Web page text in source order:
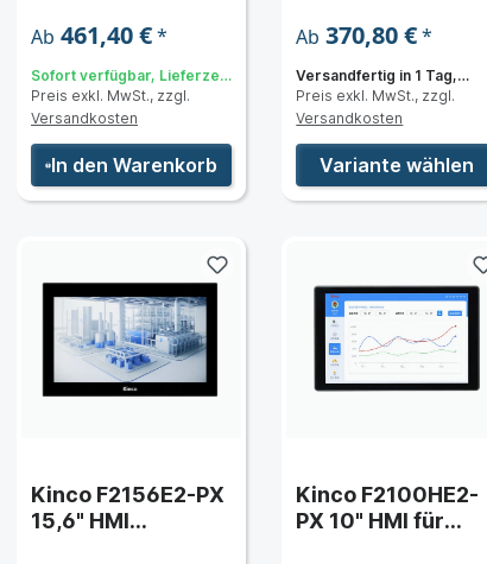
Ab 461,40 €*
Sofort verfügbar, Lieferzeit:
3 bis 5 Tage
Preis exkl. MwSt., zzgl.
Versandkosten
In den Warenkorb
Ab 370,80 €*
Versandfertig in 1 Tag,
Lieferzeit 3 bis 5 Tage
Preis exkl. MwSt., zzgl.
Versandkosten
Variante wählen
Kinco F2156E2-PX
15,6" HMI
Kinco F2100HE2-
PX 10" HMI für